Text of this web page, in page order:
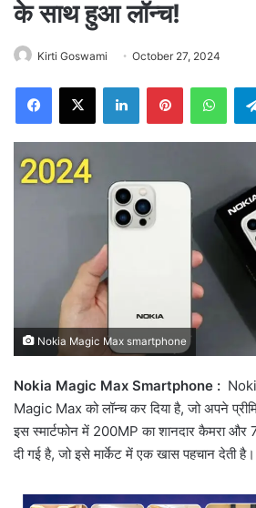
के साथ हुआ लॉन्च!
Kirti Goswami October 27, 2024
Facebook
X LinkedInPinterest
Nokia Magic Max smartphone
Nokia Magic Max Smartphone :
Magic Max को लॉन्च कर दिया है, जो अपने
इस स्मार्टफोन में 200MP का शानदार कैमरा और
दी गई है, जो इसे मार्केट में एक खास पहचान देती है।